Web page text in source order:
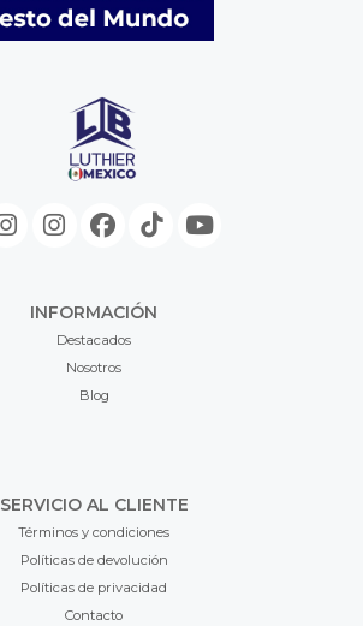
INFORMACIÓN
Destacados
Nosotros
Blog
SERVICIO AL CLIENTE
Términos y condiciones
Políticas de devolución
Políticas de privacidad
Contacto